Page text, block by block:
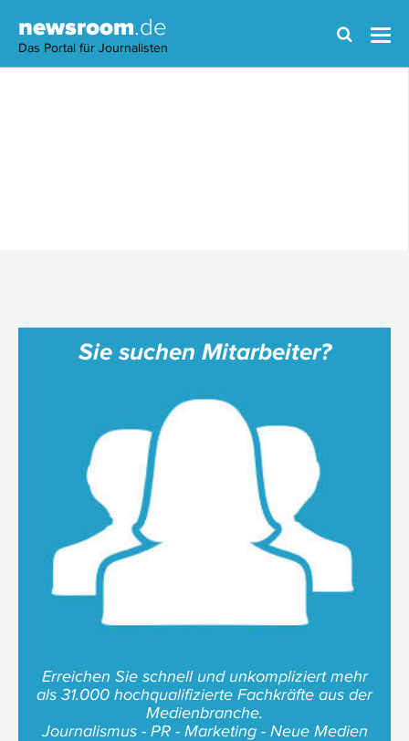
newsroom.de
Das Portal für Journalisten
Sie suchen Mitarbeiter?
Erreichen Sie schnell und unkompliziert mehr
als 31.000 hochqualifizierte Fachkräfte aus der
Medienbranche.
Journalismus - PR - Marketing - Neue Medien